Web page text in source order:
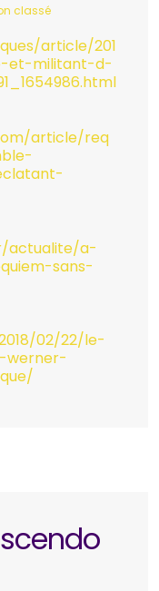
classé
article/201
et-militant-d-
article/req
actualite/a-
sans-
02/22/le-
werner-